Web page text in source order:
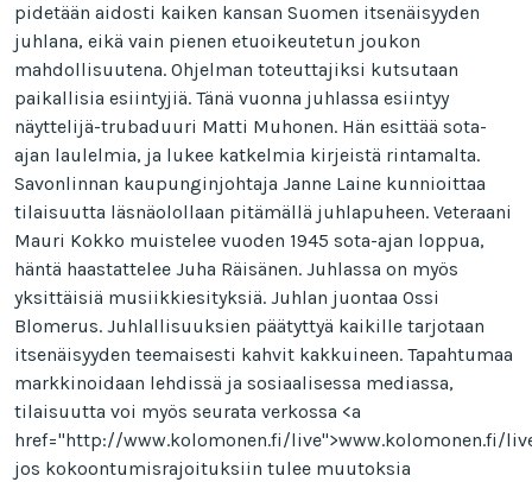
pidetään aidosti kaiken kansan Suomen itsenäisyyden
juhlana, eikä vain pienen etuoikeutetun joukon
mahdollisuutena. Ohjelman toteuttajiksi kutsutaan
paikallisia esiintyjiä. Tänä vuonna juhlassa esiintyy
näyttelijä-trubaduuri Matti Muhonen. Hän esittää sota-
ajan laulelmia, ja lukee katkelmia kirjeistä rintamalta.
Savonlinnan kaupunginjohtaja Janne Laine kunnioittaa
tilaisuutta läsnäolollaan pitämällä juhlapuheen. Veteraani
Mauri Kokko muistelee vuoden 1945 sota-ajan loppua,
häntä haastattelee Juha Räisänen. Juhlassa on myös
yksittäisiä musiikkiesityksiä. Juhlan juontaa Ossi
Blomerus. Juhlallisuuksien päätyttyä kaikille tarjotaan
itsenäisyyden teemaisesti kahvit kakkuineen. Tapahtumaa
markkinoidaan lehdissä ja sosiaalisessa mediassa,
tilaisuutta voi myös seurata verkossa <a
href="http://www.kolomonen.fi/live">www.kolomonen.fi/
jos kokoontumisrajoituksiin tulee muutoksia